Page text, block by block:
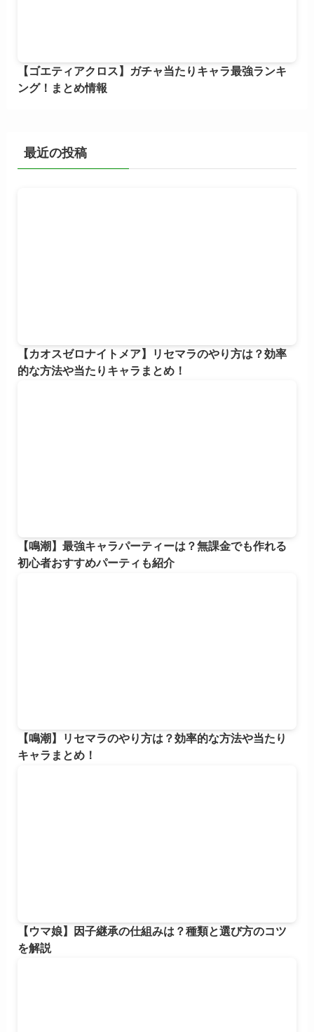
【ゴエティアクロス】ガチャ当たりキャラ最強ランキ
ング！まとめ情報
最近の投稿
【カオスゼロナイトメア】リセマラのやり方は？効率
的な方法や当たりキャラまとめ！
【鳴潮】最強キャラパーティーは？無課金でも作れる
初心者おすすめパーティも紹介
【鳴潮】リセマラのやり方は？効率的な方法や当たり
キャラまとめ！
【ウマ娘】因子継承の仕組みは？種類と選び方のコツ
を解説